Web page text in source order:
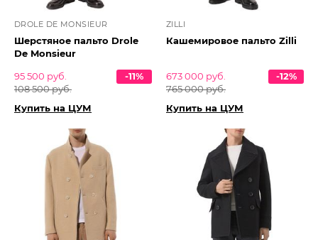
DROLE DE MONSIEUR
Шерстяное пальто Drole
De Monsieur
95 500 руб.
108 500 руб.
-11%
Купить на ЦУМ
ZILLI
Кашемировое пальто Zilli
673 000 руб.
765 000 руб.
-12%
Купить на ЦУМ